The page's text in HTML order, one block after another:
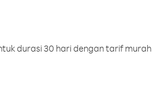
durasi 30 hari dengan tarif murah